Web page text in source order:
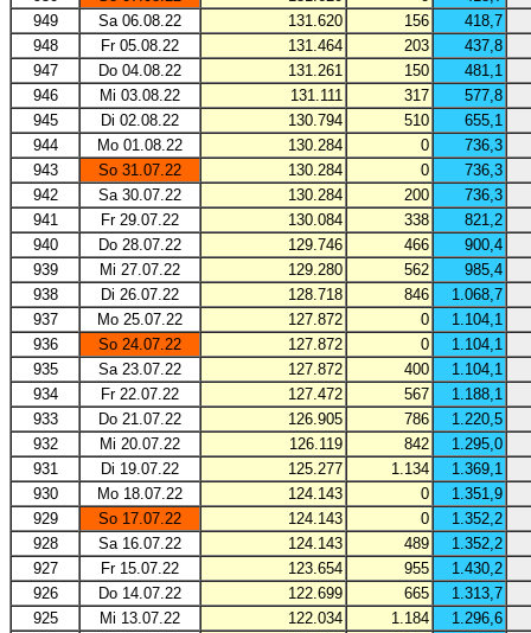
949
Sa 06.08.22 131.620 156
418,7
948
Fr 05.08.22 131.464 203
437,8
947
Do 04.08.22 131.261 150
481,1
946
Mi 03.08.22 131.111 317
577,8
945
Di 02.08.22 130.794 510
655,1
944
Mo 01.08.22 130.284 0
736,3
943
So 31.07.22 130.284 0
736,3
942
Sa 30.07.22 130.284 200
736,3
941
Fr 29.07.22 130.084 338
821,2
940
Do 28.07.22 129.746 466
900,4
939
Mi 27.07.22 129.280 562
985,4
938
Di 26.07.22 128.718 846
1.068,7
937
Mo 25.07.22 127.872 0
1.104,1
936
So 24.07.22 127.872 0
1.104,1
935
Sa 23.07.22 127.872 400
1.104,1
934
Fr 22.07.22 127.472 567
1.188,1
933
Do 21.07.22 126.905 786
1.220,5
932
Mi 20.07.22 126.119 842
1.295,0
931
Di 19.07.22 125.277 1.134
1.369,1
930
Mo 18.07.22 124.143 0
1.351,9
929
So 17.07.22 124.143 0
1.352,2
928
Sa 16.07.22 124.143 489
1.352,2
927
Fr 15.07.22 123.654 955
1.430,2
926
Do 14.07.22 122.699 665
1.313,7
925
Mi 13.07.22 122.034 1.184
1.296,6